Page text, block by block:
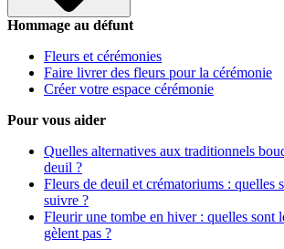
Hommage au défunt
Fleurs et cérémonies
Faire livrer des fleurs pour la cérémonie
Créer votre espace cérémonie
Pour vous aider
Quelles alternatives aux traditionnels
deuil ?
Fleurs de deuil et crématoriums : quelles
suivre ?
Fleurir une tombe en hiver : quelles sont
gèlent pas ?